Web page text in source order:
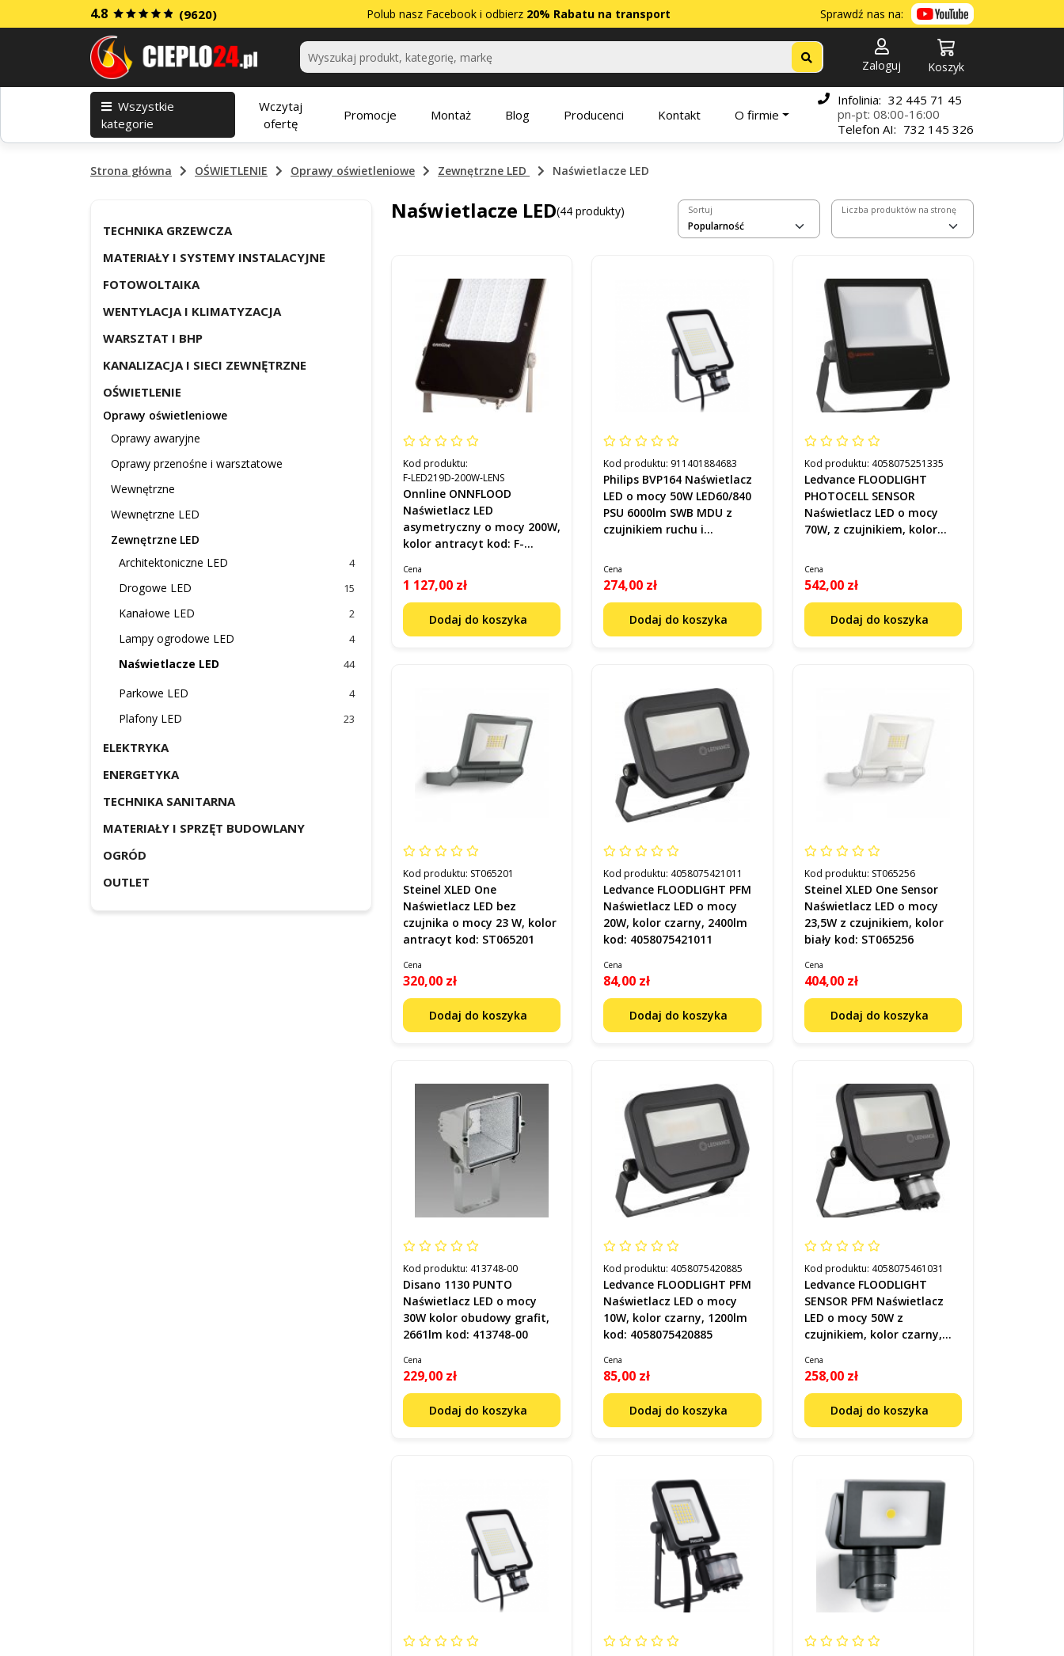
4.8 (9620) Polub nasz Facebook i odbierz 20% Rabatu na transport Sprawdź nas na:
Kategorie
Zaloguj Koszyk
Wszystkie
kategorie
Wczytaj
ofertę
Promocje Montaż Blog Producenci Kontakt O firmie
Infolinia: 32 445 71 45
pn-pt: 08:00-16:00
Telefon AI: 732 145 326
Strona główna OŚWIETLENIE Oprawy oświetleniowe Zewnętrzne LED Naświetlacze LED
TECHNIKA GRZEWCZA
MATERIAŁY I SYSTEMY INSTALACYJNE
FOTOWOLTAIKA
WENTYLACJA I KLIMATYZACJA
WARSZTAT I BHP
KANALIZACJA I SIECI ZEWNĘTRZNE
OŚWIETLENIE
Oprawy oświetleniowe
Oprawy awaryjne
Oprawy przenośne i warsztatowe
Wewnętrzne
Wewnętrzne LED
Zewnętrzne LED
Architektoniczne LED
4
Drogowe LED 15
Kanałowe LED 2
Lampy ogrodowe LED 4
Naświetlacze LED 44
Parkowe LED 4
Plafony LED 23
ELEKTRYKA
ENERGETYKA
TECHNIKA SANITARNA
MATERIAŁY I SPRZĘT BUDOWLANY
OGRÓD
OUTLET
Naświetlacze LED(44 produkty) Sortuj Liczba produktów na stronę
Kod produktu:
F-LED219D-200W-LENS
Onnline ONNFLOOD
Naświetlacz LED
asymetryczny o mocy 200W,
kolor antracyt kod: F-
Cena
1 127,00 zł
Dodaj do koszyka
Kod produktu: 911401884683
Philips BVP164 Naświetlacz
LED o mocy 50W LED60/840
PSU 6000lm SWB MDU z
czujnikiem ruchu i
911401884683
Cena
274,00 zł
Dodaj do koszyka
Kod produktu: 4058075251335
Ledvance FLOODLIGHT
PHOTOCELL SENSOR
Naświetlacz LED o mocy
70W, z czujnikiem, kolor
4058075251335
Cena
542,00 zł
Dodaj do koszyka
Kod produktu: ST065201
Steinel XLED One
Naświetlacz LED bez
czujnika o mocy 23 W, kolor
antracyt kod: ST065201
Cena
320,00 zł
Dodaj do koszyka
Kod produktu: 4058075421011
Ledvance FLOODLIGHT PFM
Naświetlacz LED o mocy
20W, kolor czarny, 2400lm
kod: 4058075421011
Cena
84,00 zł
Dodaj do koszyka
Kod produktu: ST065256
Steinel XLED One Sensor
Naświetlacz LED o mocy
23,5W z czujnikiem, kolor
biały kod: ST065256
Cena
404,00 zł
Dodaj do koszyka
Kod produktu: 413748-00
Disano 1130 PUNTO
Naświetlacz LED o mocy
30W kolor obudowy grafit,
2661lm kod: 413748-00
Cena
229,00 zł
Dodaj do koszyka
Kod produktu: 4058075420885
Ledvance FLOODLIGHT PFM
Naświetlacz LED o mocy
10W, kolor czarny, 1200lm
kod: 4058075420885
Cena
85,00 zł
Dodaj do koszyka
Kod produktu: 4058075461031
Ledvance FLOODLIGHT
SENSOR PFM Naświetlacz
LED o mocy 50W z
czujnikiem, kolor czarny,
Cena
258,00 zł
Dodaj do koszyka